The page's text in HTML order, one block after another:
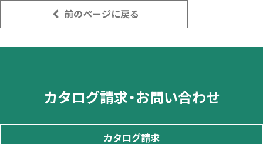
前のページに戻る
カタログ請求・お問い合わせ
カタログ請求